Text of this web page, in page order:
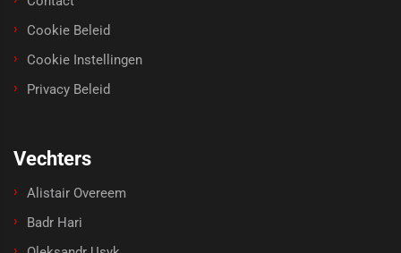
Cookie Beleid
Cookie Instellingen
Privacy Beleid
Vechters
Alistair Overeem
Badr Hari